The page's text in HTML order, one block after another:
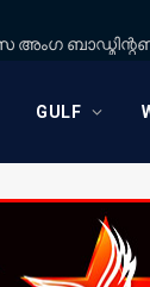
GULF